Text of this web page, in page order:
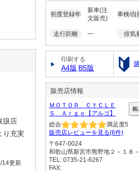
扱店
り充実
14更新
初度登録年
新車(注
文販売)
車検/自
走行距離 ― 排気
印刷する
A4版 B5版
販売店情報
ＭＯＴＯＲ ＣＹＣＬＥ
Ｓ Ａｒｇｏ【アルゴ】
総合
満足度5
販売店レビューを見る(6件)
〒647-0024
和歌山県新宮市熊野地２－１８
TEL: 0735-21-6267
FAX: